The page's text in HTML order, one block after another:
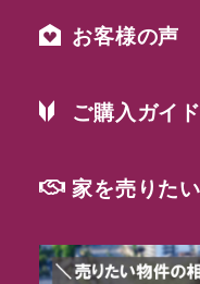
お客様の声
ご購入ガイド
家を売りた